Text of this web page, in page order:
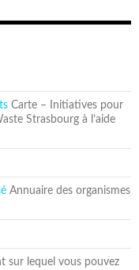
Carte – Initiatives pour
Strasbourg à l’aide
Annuaire des organismes
sur lequel vous pouvez